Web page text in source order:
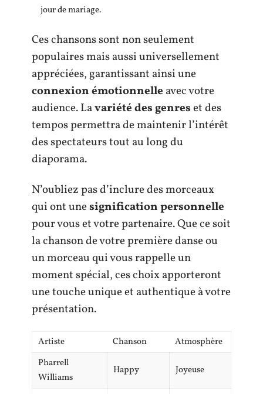
jour de mariage.
Ces chansons sont non seulement
populaires mais aussi universellement
appréciées, garantissant ainsi une
connexion émotionnelle avec votre
audience. Lavariété des genreset des
tempos permettra de maintenir l’intérêt
des spectateurs tout au long du
diaporama.
N’oubliez pas d’inclure des morceaux
qui ont unesignification personnelle
pour vous et votre partenaire. Que ce soit
la chanson de votre première danse ou
un morceau qui vous rappelle un
moment spécial, ces choix apporteront
une touche unique et authentique à votre
présentation.
Artiste Chanson
Atmosphère
Pharrell
Williams
Happy Joyeuse